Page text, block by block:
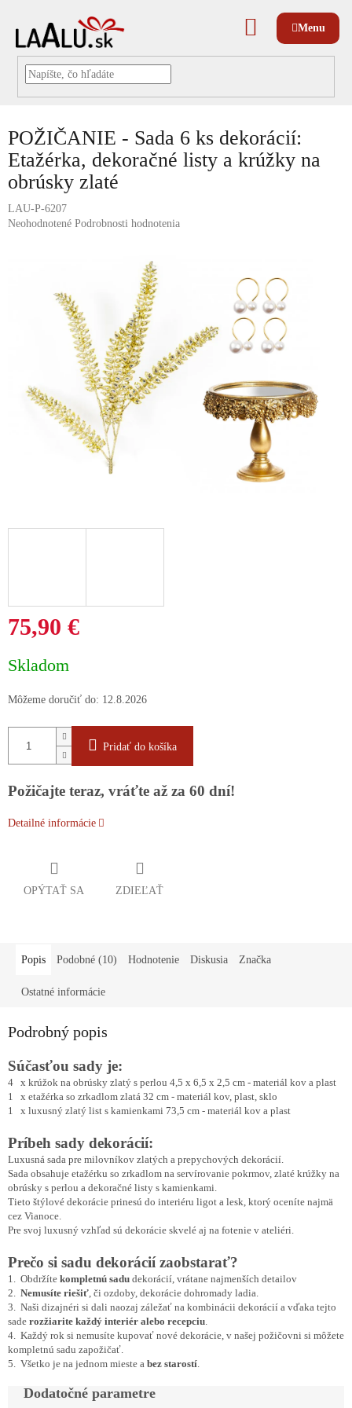
NÁKUPNÝ
KOŠÍK
POŽIČANIE - Sada 6 ks dekorácií:
Etažérka, dekoračné listy a krúžky na
obrúsky zlaté
LAU-P-6207
Priemerné
Neohodnotené Podrobnosti hodnotenia
75,90 €
cena:
Skladom
Môžeme doručiť do: 12.8.2026
Pridať do košíka
Požičajte teraz, vráťte až za 60 dní!
Detailné informácie
OPÝTAŤ SA ZDIEĽAŤ
Popis Podobné (10) Hodnotenie Diskusia Značka
Ostatné informácie
Podrobný popis
Súčasťou sady je:
4 x krúžok na obrúsky zlatý s perlou 4,5 x 6,5 x 2,5 cm - materiál kov a plast
1 x etažérka so zrkadlom zlatá 32 cm - materiál kov, plast, sklo
1 x luxusný zlatý list s kamienkami 73,5 cm - materiál kov a plast
Príbeh sady dekorácií:
Luxusná sada pre milovníkov zlatých a prepychových dekorácií.
Sada obsahuje etažérku so zrkadlom na servírovanie pokrmov, zlaté krúžky na
obrúsky s perlou a dekoračné listy s kamienkami.
Tieto štýlové dekorácie prinesú do interiéru ligot a lesk, ktorý oceníte najmä
cez Vianoce.
Pre svoj luxusný vzhľad sú dekorácie skvelé aj na fotenie v ateliéri.
Prečo si sadu dekorácií zaobstarať?
1. Obdržíte kompletnú sadu dekorácií, vrátane najmenších detailov
2. Nemusíte riešiť , či ozdoby, dekorácie dohromady ladia.
3. Naši dizajnéri si dali naozaj záležať na kombinácii dekorácií a vďaka tejto
sade rozžiarite každý interiér alebo recepciu
4. Každý rok si nemusíte kupovať nové dekorácie, v našej požičovni si môžete
kompletnú sadu zapožičať.
5. Všetko je na jednom mieste a bez starostí
Dodatočné parametre